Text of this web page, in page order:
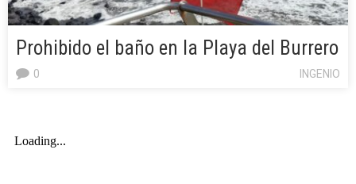
Prohibido el baño en la Playa del Burrero
INGENIO
0